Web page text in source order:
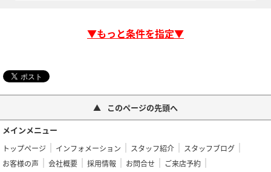
▼もっと条件を指定▼
このページの先頭へ
メインメニュー
トップページ インフォメーション スタッフ紹介
スタッフブログ
お客様の声
会社概要 採用情報 お問合せ
ご来店予約